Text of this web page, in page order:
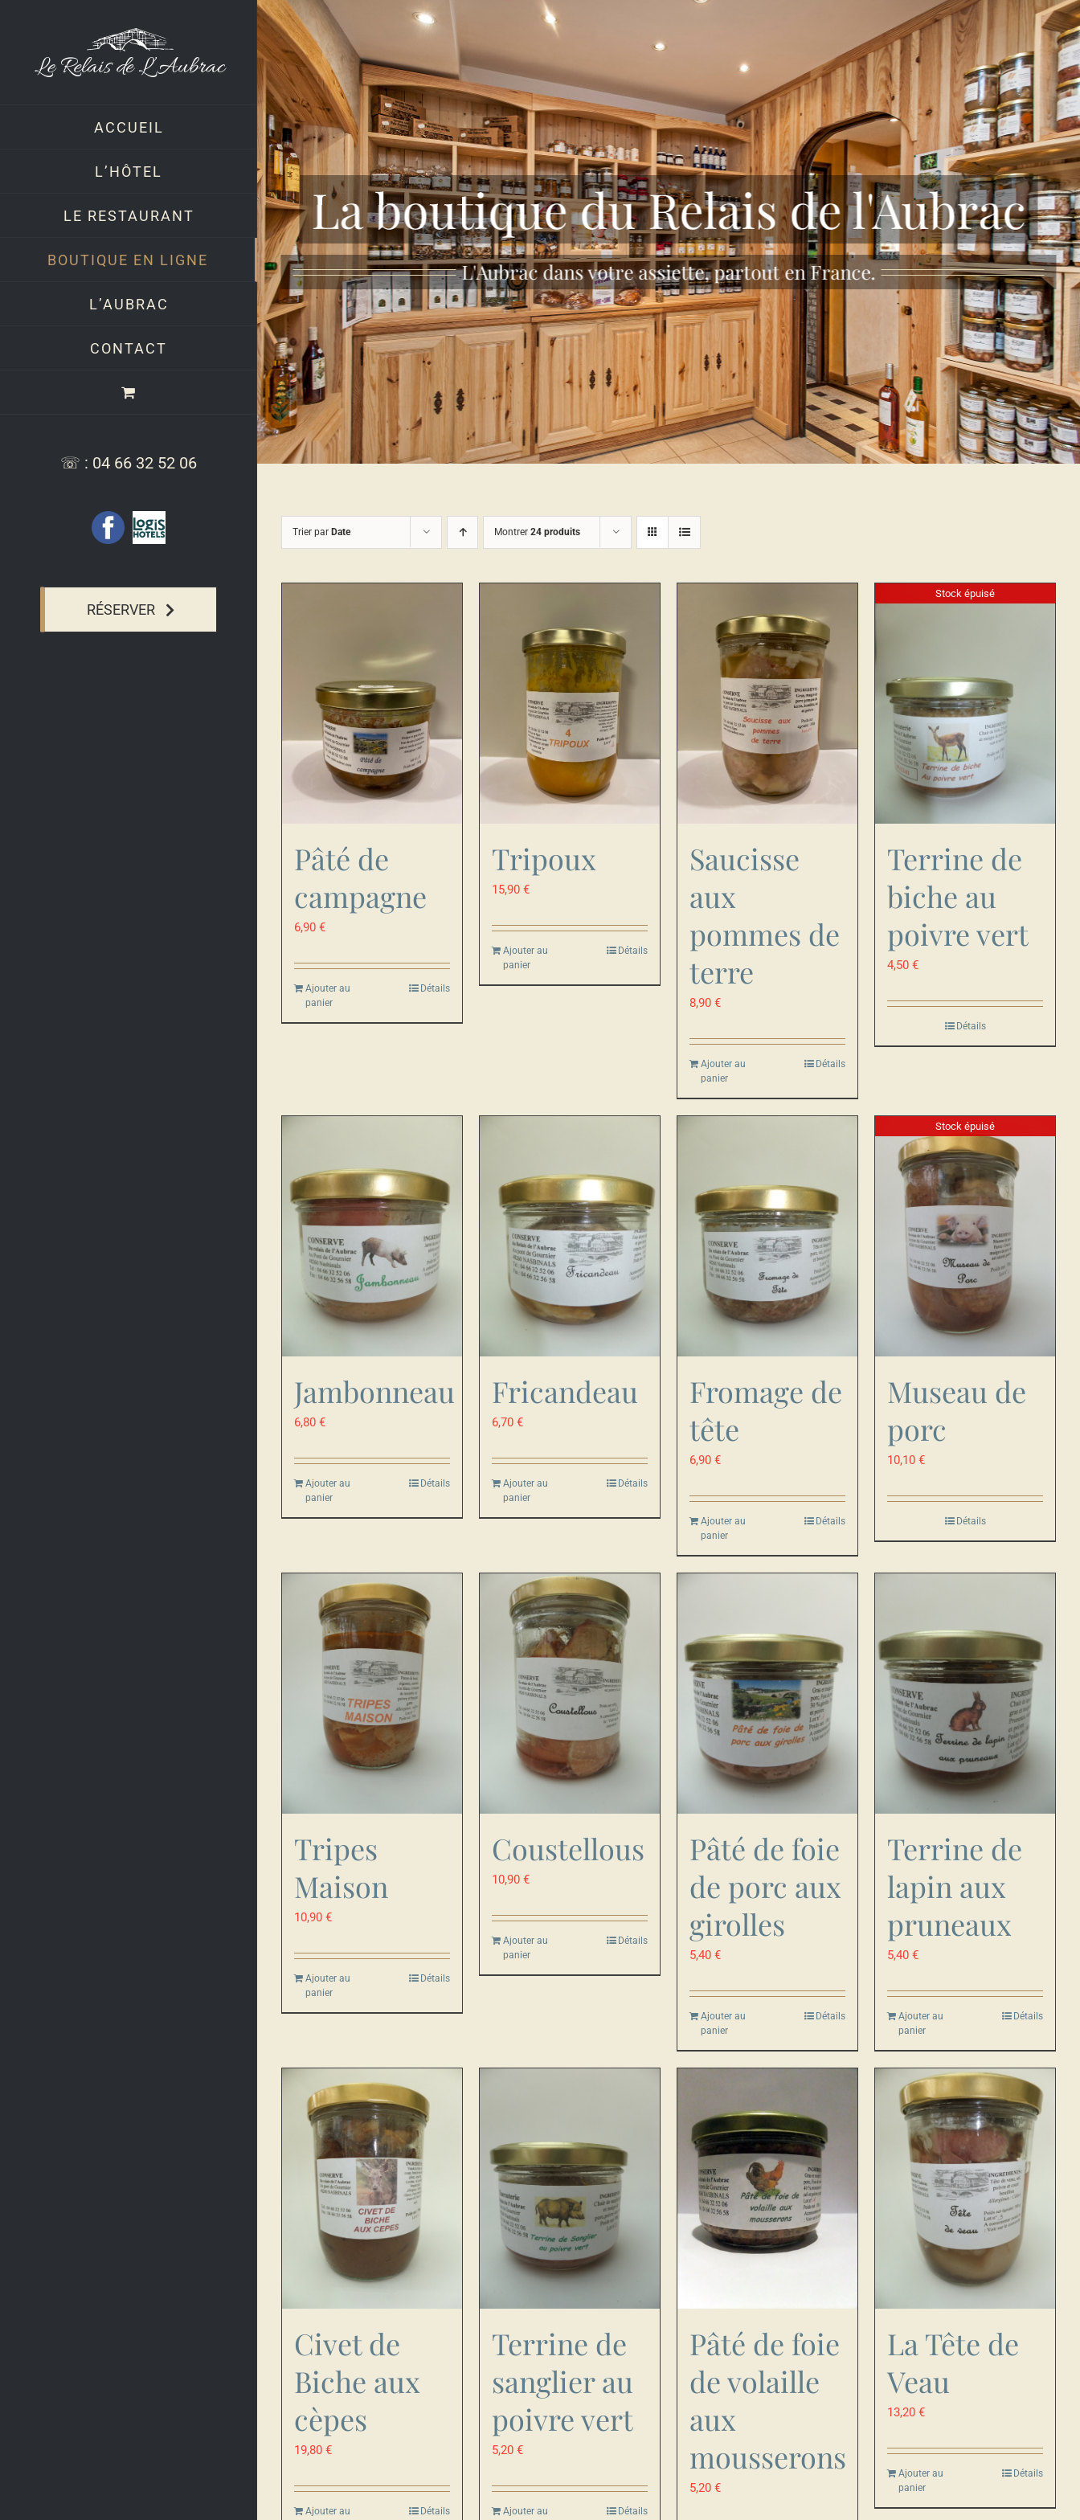
ACCUEIL
L’HÔTEL
LE RESTAURANT
BOUTIQUE EN LIGNE
L’AUBRAC
CONTACT
☏ : 04 66 32 52 06
Facebook
Logis
Hotel,
l'Aubrac
RÉSERVER
La boutique du Relais de l'Aubrac
L'Aubrac dans votre assiette, partout en France.
Trier par Date Montrer 24 produits
Pâté de
campagne
6,90 €
Ajouter au
panier
Détails
Tripoux
15,90 €
Ajouter au
panier
Détails
Saucisse
aux
pommes de
terre
8,90 €
Ajouter au
panier
Détails
Stock épuisé
Terrine de
biche au
poivre vert
4,50 €
Détails
Jambonneau
6,80 €
Ajouter au
panier
Détails
Fricandeau
6,70 €
Ajouter au
panier
Détails
Fromage de
tête
6,90 €
Ajouter au
panier
Détails
Stock épuisé
Museau de
porc
10,10 €
Détails
Tripes
Maison
10,90 €
Ajouter au
panier
Détails
Coustellous
10,90 €
Ajouter au
panier
Détails
Pâté de foie
de porc aux
girolles
5,40 €
Ajouter au
panier
Détails
Terrine de
lapin aux
pruneaux
5,40 €
Ajouter au
panier
Détails
Civet de
Biche aux
cèpes
19,80 €
Ajouter au
Détails
Terrine de
sanglier au
poivre vert
5,20 €
Ajouter au
Détails
Pâté de foie
de volaille
aux
mousserons
5,20 €
La Tête de
Veau
13,20 €
Ajouter au
panier
Détails